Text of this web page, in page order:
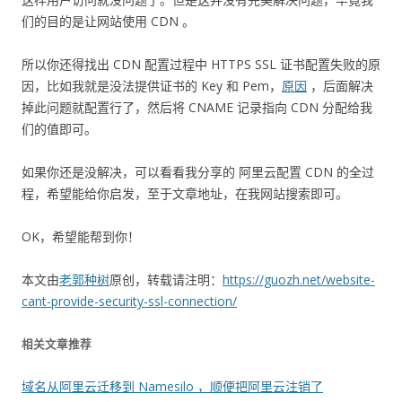
们的目的是让网站使用 CDN 。
所以你还得找出 CDN 配置过程中 HTTPS SSL 证书配置失败的原
因，比如我就是没法提供证书的 Key 和 Pem， 原因 ，后面解决
掉此问题就配置行了，然后将 CNAME 记录指向 CDN 分配给我
们的值即可。
如果你还是没解决，可以看看我分享的 阿里云配置 CDN 的全过
程，希望能给你启发，至于文章地址，在我网站搜索即可。
OK，希望能帮到你！
本文由老郭种树原创，转载请注明： https://guozh.net/website-
cant-provide-security-ssl-connection/
相关文章推荐
域名从阿里云迁移到 Namesilo ，顺便把阿里云注销了